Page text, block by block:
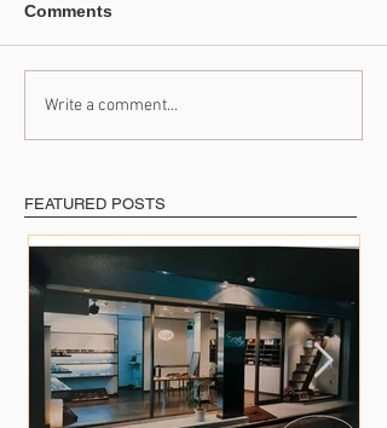
FEATURED POSTS
たくさんの出会いに支え
られて
Comments
Write a comment...